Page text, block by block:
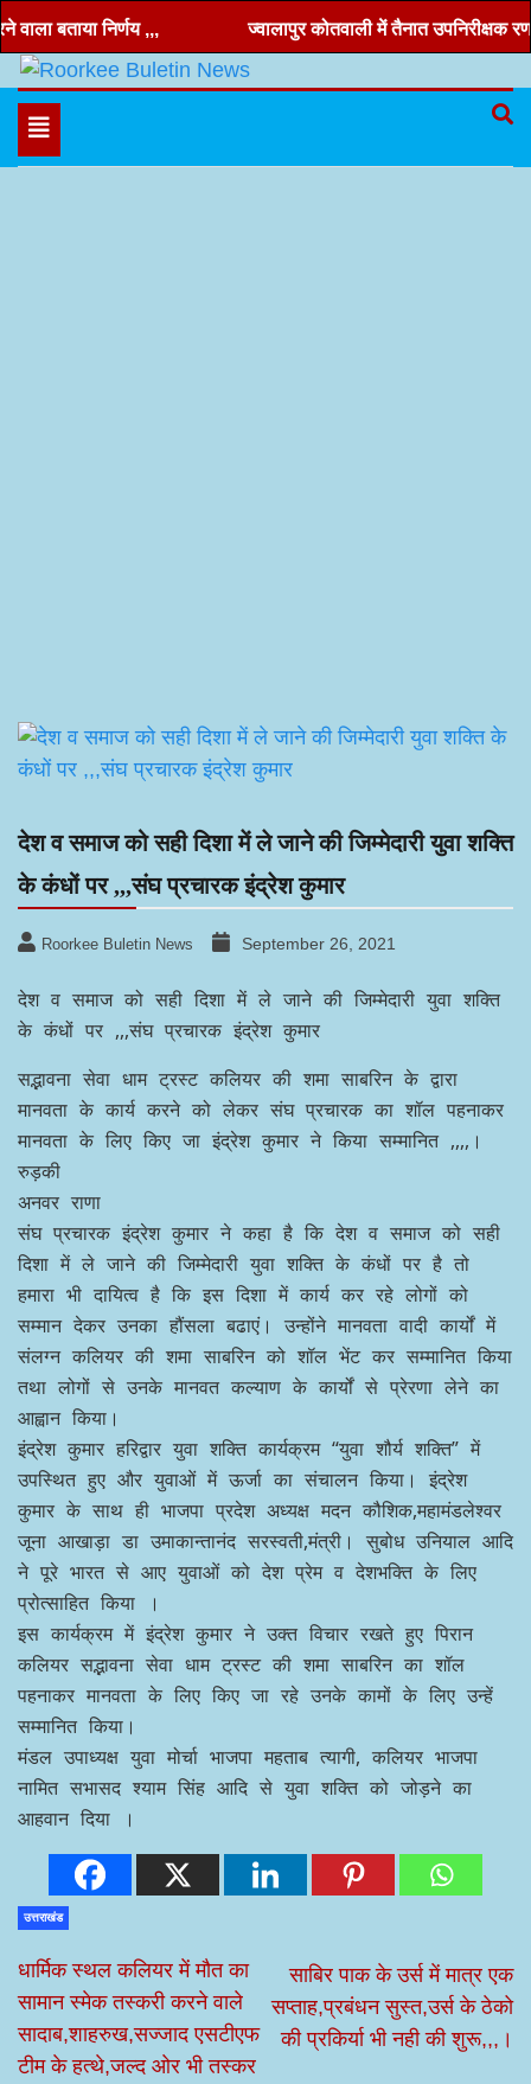
Skip
to
content
बताया निर्णय ,,, ज्वालापुर कोतवाली में तैनात उपनिरीक्षक
Roorkee Buletin News
Hindi news, roorkee news, Uttarakhand news
Toggle
navigation
देश व समाज को सही दिशा में ले जाने की जिम्मेदारी युवा शक्ति
के कंधों पर ,,,संघ प्रचारक इंद्रेश कुमार
Roorkee Buletin News September 26, 2021
देश व समाज को सही दिशा में ले जाने की जिम्मेदारी युवा शक्ति
के कंधों पर ,,,संघ प्रचारक इंद्रेश कुमार
सद्भावना सेवा धाम ट्रस्ट कलियर की शमा साबरिन के द्वारा
मानवता के कार्य करने को लेकर संघ प्रचारक का शॉल पहनाकर
मानवता के लिए किए जा इंद्रेश कुमार ने किया सम्मानित ,,,,।
रुड़की
अनवर राणा
संघ प्रचारक इंद्रेश कुमार ने कहा है कि देश व समाज को सही
दिशा में ले जाने की जिम्मेदारी युवा शक्ति के कंधों पर है तो
हमारा भी दायित्व है कि इस दिशा में कार्य कर रहे लोगों को
सम्मान देकर उनका हौंसला बढाएं। उन्होंने मानवता वादी कार्यों में
संलग्न कलियर की शमा साबरिन को शॉल भेंट कर सम्मानित किया
तथा लोगों से उनके मानवत कल्याण के कार्यों से प्रेरणा लेने का
आह्वान किया।
इंद्रेश कुमार हरिद्वार युवा शक्ति कार्यक्रम “युवा शौर्य शक्ति” में
उपस्थित हुए और युवाओं में ऊर्जा का संचालन किया। इंद्रेश
कुमार के साथ ही भाजपा प्रदेश अध्यक्ष मदन कौशिक,महामंडलेश्वर
जूना आखाड़ा डा उमाकान्तानंद सरस्वती,मंत्री। सुबोध उनियाल आदि
ने पूरे भारत से आए युवाओं को देश प्रेम व देशभक्ति के लिए
प्रोत्साहित किया ।
इस कार्यक्रम में इंद्रेश कुमार ने उक्त विचार रखते हुए पिरान
कलियर सद्भावना सेवा धाम ट्रस्ट की शमा साबरिन का शॉल
पहनाकर मानवता के लिए किए जा रहे उनके कामों के लिए उन्हें
सम्मानित किया।
मंडल उपाध्यक्ष युवा मोर्चा भाजपा महताब त्यागी, कलियर भाजपा
नामित सभासद श्याम सिंह आदि से युवा शक्ति को जोड़ने का
आहवान दिया ।
उत्तराखंड
धार्मिक स्थल कलियर में मौत का
सामान स्मेक तस्करी करने वाले
सादाब,शाहरुख,सज्जाद एसटीएफ
टीम के हत्थे,जल्द ओर भी तस्कर
साबिर पाक के उर्स में मात्र एक
सप्ताह,प्रबंधन सुस्त,उर्स के ठेको
की प्रकिर्या भी नही की शुरू,,,।